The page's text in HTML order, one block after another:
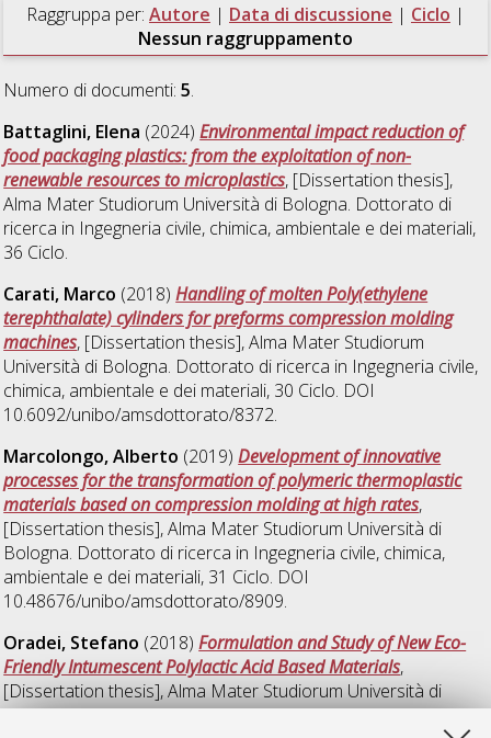
Raggruppa per: Autore | Data di discussione | Ciclo |
Nessun raggruppamento
Numero di documenti:5.
Battaglini, Elena (2024)Environmental impact reduction of
food packaging plastics: from the exploitation of non-
renewable resources to microplastics, [Dissertation thesis],
Alma Mater Studiorum Università di Bologna. Dottorato di
ricerca in Ingegneria civile, chimica, ambientale e dei materiali,
36 Ciclo.
Carati, Marco (2018)Handling of molten Poly(ethylene
terephthalate) cylinders for preforms compression molding
machines, [Dissertation thesis], Alma Mater Studiorum
Università di Bologna. Dottorato di ricerca in Ingegneria civile,
chimica, ambientale e dei materiali, 30 Ciclo. DOI
10.6092/unibo/amsdottorato/8372.
Marcolongo, Alberto (2019)Development of innovative
processes for the transformation of polymeric thermoplastic
materials based on compression molding at high rates,
[Dissertation thesis], Alma Mater Studiorum Università di
Bologna. Dottorato di ricerca in Ingegneria civile, chimica,
ambientale e dei materiali, 31 Ciclo. DOI
10.48676/unibo/amsdottorato/8909.
Oradei, Stefano (2018)Formulation and Study of New Eco-
Friendly Intumescent Polylactic Acid Based Materials,
[Dissertation thesis], Alma Mater Studiorum Università di
Bologna. Dottorato di ricerca inChimica, 30 Ciclo. DOI